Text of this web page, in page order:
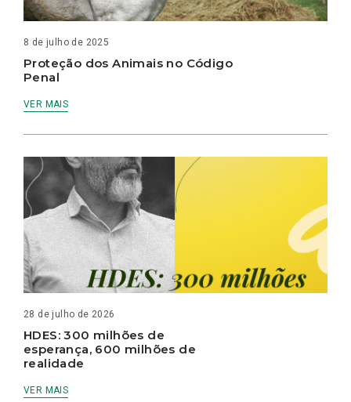
8 de julho de 2025
Proteção dos Animais no Código
Penal
VER MAIS
28 de julho de 2026
HDES: 300 milhões de
esperança, 600 milhões de
realidade
VER MAIS